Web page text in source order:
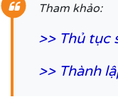
Tham khảo:
>> Thủ tục
>> Thành